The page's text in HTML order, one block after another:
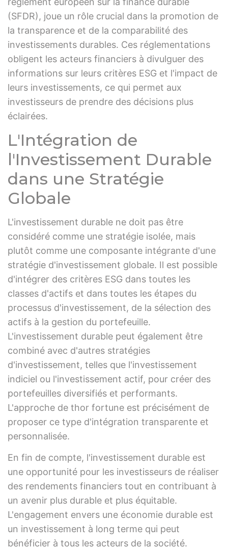
(SFDR), joue un rôle crucial dans la promotion de
la transparence et de la comparabilité des
investissements durables. Ces réglementations
obligent les acteurs financiers à divulguer des
informations sur leurs critères ESG et l'impact de
leurs investissements, ce qui permet aux
investisseurs de prendre des décisions plus
éclairées.
L'Intégration de
l'Investissement Durable
dans une Stratégie
Globale
L'investissement durable ne doit pas être
considéré comme une stratégie isolée, mais
plutôt comme une composante intégrante d'une
stratégie d'investissement globale. Il est possible
d'intégrer des critères ESG dans toutes les
classes d'actifs et dans toutes les étapes du
processus d'investissement, de la sélection des
actifs à la gestion du portefeuille.
L'investissement durable peut également être
combiné avec d'autres stratégies
d'investissement, telles que l'investissement
indiciel ou l'investissement actif, pour créer des
portefeuilles diversifiés et performants.
L'approche de thor fortune est précisément de
proposer ce type d'intégration transparente et
personnalisée.
En fin de compte, l'investissement durable est
une opportunité pour les investisseurs de réaliser
des rendements financiers tout en contribuant à
un avenir plus durable et plus équitable.
L'engagement envers une économie durable est
un investissement à long terme qui peut
bénéficier à tous les acteurs de la société.